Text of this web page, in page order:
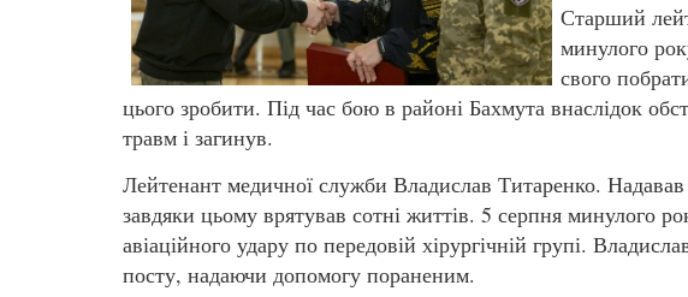
Старший
минулого
свого
цього зробити. Під час бою в районі Бахмута внаслідок
травм і загинув.
Лейтенант медичної служби Владислав Титаренко.
завдяки цьому врятував сотні життів. 5 серпня минулого
авіаційного удару по передовій хірургічній групі.
посту, надаючи допомогу пораненим.